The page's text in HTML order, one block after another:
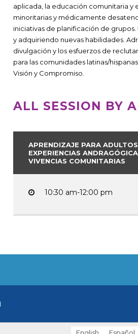
aplicada, la educación comunitaria
minoritarias y médicamente
iniciativas de planificación de
y adquiriendo nuevas habilidades.
divulgación y los esfuerzos de
para las comunidades latinas/
Visión y Compromiso.
ALL SESSION BY
APRENDIZAJE PARA
EXPERIENCIAS
VIVENCIAS COMUNITARIAS
10:30 am-12:00 pm